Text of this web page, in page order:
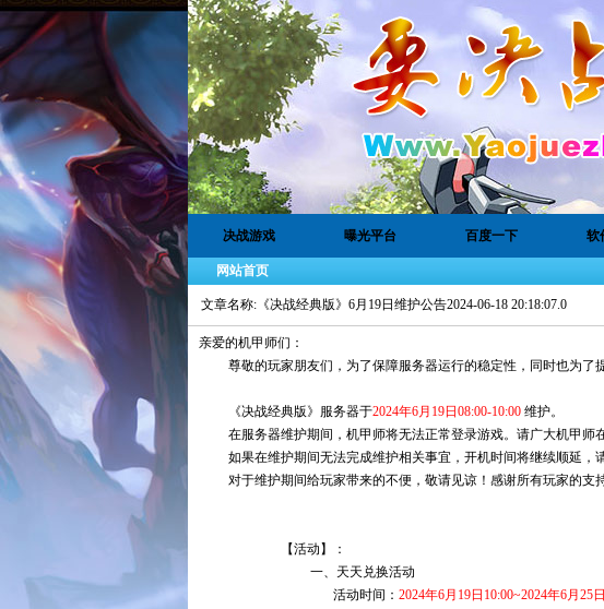
决战游戏 曝光平台 百度一下 软
网站首页
文章名称:《决战经典版》6月19日维护公告2024-06-18 20:18:07.0
亲爱的机甲师们：
尊敬的玩家朋友们，为了保障服务器运行的稳定性，同时也为了
《决战经典版》服务器于2024年6月19日08:00-10:00 维护。
在服务器维护期间，机甲师将无法正常登录游戏。请广大机甲师
如果在维护期间无法完成维护相关事宜，开机时间将继续顺延，
对于维护期间给玩家带来的不便，敬请见谅！感谢所有玩家的支持
【活动】：
一、天天兑换活动
活动时间： 2024年6月19日10:00~2024年6月25